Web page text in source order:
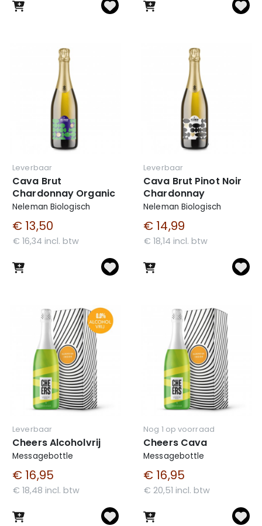
Leverbaar
Cava Brut
Chardonnay Organic
Neleman Biologisch
€ 13,50
€ 16,34 incl. btw
Leverbaar
Cava Brut Pinot Noir
Chardonnay
Neleman Biologisch
€ 14,99
€ 18,14 incl. btw
Leverbaar
Cheers Alcoholvrij
Messagebottle
€ 16,95
€ 18,48 incl. btw
Nog 1 op voorraad
Cheers Cava
Messagebottle
€ 16,95
€ 20,51 incl. btw